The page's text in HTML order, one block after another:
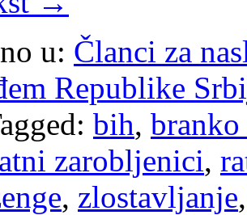
u: Članci za
Republike
bih,
zarobljenici,
, zlostavljanje